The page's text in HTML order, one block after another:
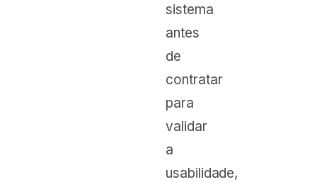
sistema
antes
de
contratar
para
validar
a
usabilidade,